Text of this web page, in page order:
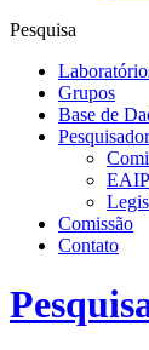
Pesquisa
Grupos
Base de
Comissão
Contato